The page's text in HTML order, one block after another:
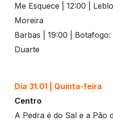
Me Esquece | 12:00 |
Moreira
Barbas | 19:00 |
Duarte
Dia 31.01 | Quinta-feira
Centro
A Pedra é do Sal e a Pão